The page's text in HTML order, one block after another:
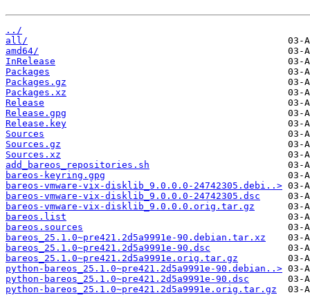
../
all/
amd64/
InRelease
Packages
Packages.gz
Packages.xz
Release
Release.gpg
Release.key
Sources
Sources.gz
Sources.xz
add_bareos_repositories.sh
bareos-keyring.gpg
bareos-vmware-vix-disklib_9.0.0.0-24742305.debi..>
bareos-vmware-vix-disklib_9.0.0.0-24742305.dsc
bareos-vmware-vix-disklib_9.0.0.0.orig.tar.gz
bareos.list
bareos.sources
bareos_25.1.0~pre421.2d5a9991e-90.debian.tar.xz
bareos_25.1.0~pre421.2d5a9991e-90.dsc
bareos_25.1.0~pre421.2d5a9991e.orig.tar.gz
python-bareos_25.1.0~pre421.2d5a9991e-90.debian..>
python-bareos_25.1.0~pre421.2d5a9991e-90.dsc
python-bareos_25.1.0~pre421.2d5a9991e.orig.tar.gz